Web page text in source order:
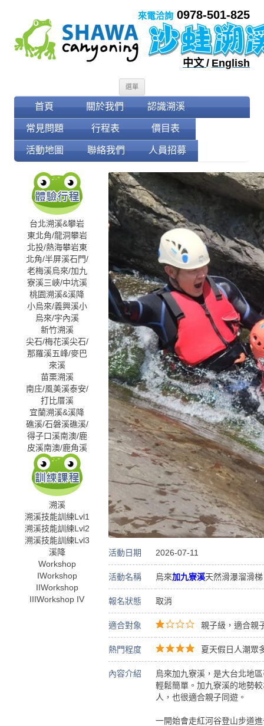
來電洽詢 0978-501-825
中文 / English
選單
首頁 關於我們 認識溯溪
常見問題 行程表 價目表
活動地圖 聯絡我們 人員招募
台北溯溪&攀岩
東北角/龍洞攀岩
北投/熱海攀岩東
北角/半屏溪石門/
老梅溪 烏來/加九
寮溪三峽/中坑溪
桃園溯溪&溪降
小烏來/義興溪小
烏來/宇內溪
新竹溯溪
尖石/梅花溪尖石/
那羅溪五峰/麥巴
來溪
苗栗溯溪
南庄/風美溪泰安/
打比厝溪
宜蘭溯溪&溪降
礁溪/石磐溪礁溪/
得子口溪南澳/鹿
皮溪南澳/鹿角溪
溯溪
溯溪技能訓練Lvl1
溯溪技能訓練Lvl2
溯溪技能訓練Lvl3
溪降
Workshop
IWorkshop
IIWorkshop
IIIWorkshop IV
活動日期 2026-07-11
活動名稱 烏來加九寮溪天然滑瀑溜滑梯
報名狀態 取消
適合對象 親子級，適合親
熱門程度 夏天假日人潮眾
內容介紹
烏來加九寮溪，是大台北地
輕鬆簡單。加九寮溪的地勢
人，也很適合親子同遊。
一開始會走紅河谷登山步道